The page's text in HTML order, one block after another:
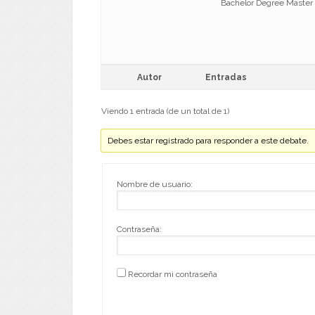
Bachelor Degree
Autor Entradas
Viendo 1 entrada (de un total de 1)
Debes estar registrado para responder a este debate.
Nombre de usuario:
Contraseña:
Recordar mi contraseña